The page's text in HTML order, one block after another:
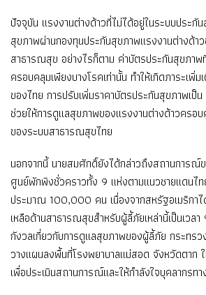
ปัจจุบัน แรงงานต่างด้าวที่ไม่ได้อยู่ในระบบประกั
สุขภาพผ่านกองทุนประกันสุขภาพแรงงานต่างด้า
สาธารณสุข อย่างไรก็ตาม ค่าบัตรประกันสุขภาพ
ครอบคลุมเพียงบางโรคเท่านั้น ทำให้เกิดภาระเพิ่
ของไทย การปรับเพิ่มราคาบัตรประกันสุขภาพเ
ช่วยให้การดูแลสุขภาพของแรงงานต่างด้าวครอ
ของระบบสาธารณสุขไทย
นอกจากนี้ นายสมศักดิ์ยังได้กล่าวถึงสถานการณ์
ศูนย์พักพิงชั่วคราวทั้ง 9 แห่งตามแนวชายแดนไท
ประมาณ 100,000 คน เนื่องจากสหรัฐอเมริกา
เหลือด้านสาธารณสุขสำหรับผู้ลี้ภัยเหล่านี้เป็นเวล
กังวลเกี่ยวกับการดูแลสุขภาพของผู้ลี้ภัย กระทร
วางแผนลงพื้นที่โรงพยาบาลแม่สอด จังหวัดตาก
เพื่อประเมินสถานการณ์และให้กำลังใจบุคลากรท